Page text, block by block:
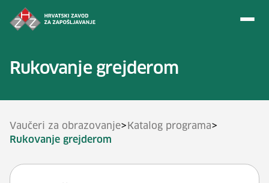
Rukovanje grejderom
Vaučeri za obrazovanje> Katalog programa>
Rukovanje grejderom